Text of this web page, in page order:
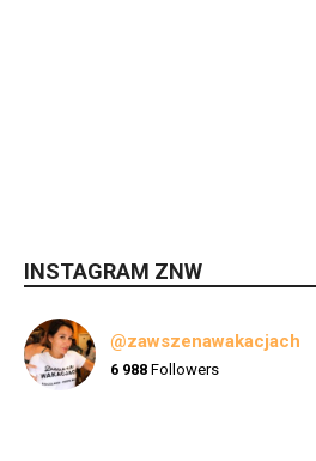
INSTAGRAM ZNW
@zawszenawakacjach
6 988 Followers